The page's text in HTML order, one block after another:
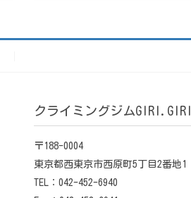
クライミングジムGIRI.GIRI
〒188-0004
東京都西東京市西原町5丁目2番地1
TEL：042-452-6940